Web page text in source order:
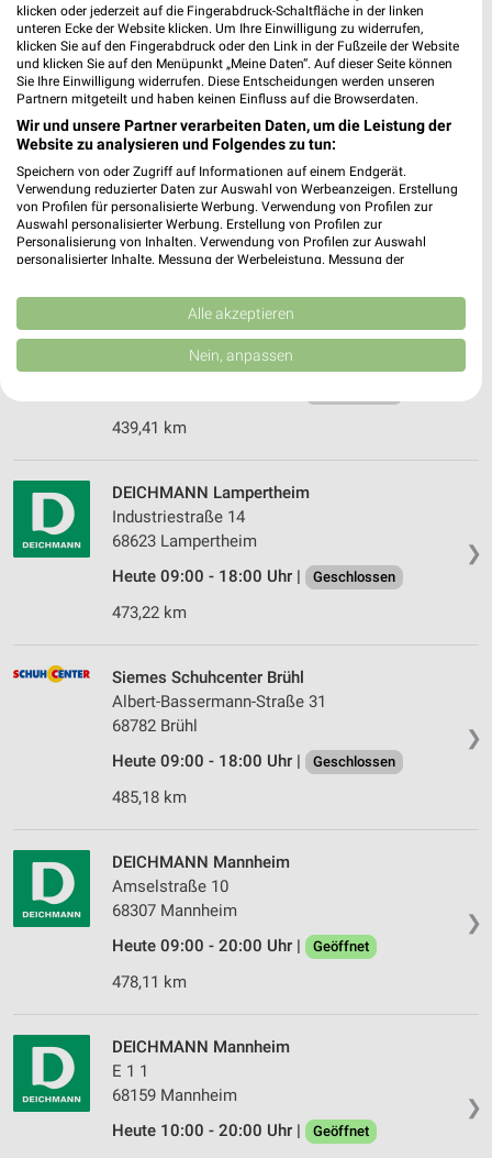
Heute 09:00 - 20:00 Uhr | Geöffnet
481,85 km
Shoe4You Mannheim
Friedrich-Ebert-Str. 100
68167 Mannheim
Heute 09:30 - 19:30 Uhr | Schließt in 51 Min.
479,76 km
❯
DEICHMANN Michelstadt
Unterer Hammer 27
64720 Michelstadt
439,41 km
❯
DEICHMANN Lampertheim
Industriestraße 14
68623 Lampertheim
Heute 09:00 - 18:00 Uhr |
Geschlossen
473,22 km
❯
Siemes Schuhcenter Brühl
Albert-Bassermann-Straße 31
68782 Brühl
Heute 09:00 - 18:00 Uhr |
Geschlossen
485,18 km
❯
DEICHMANN Mannheim
Amselstraße 10
68307 Mannheim
Heute 09:00 - 20:00 Uhr |
Geöffnet
478,11 km
❯
DEICHMANN Mannheim
E 1 1
68159 Mannheim
Heute 10:00 - 20:00 Uhr |
Geöffnet
klicken oder jederzeit auf die Fingerabdruck-Schaltfläche in der linken
unteren Ecke der Website klicken. Um Ihre Einwilligung zu widerrufen,
klicken Sie auf den Fingerabdruck oder den Link in der Fußzeile der Website
und klicken Sie auf den Menüpunkt „Meine Daten“. Auf dieser Seite können
Sie Ihre Einwilligung widerrufen. Diese Entscheidungen werden unseren
Partnern mitgeteilt und haben keinen Einfluss auf die Browserdaten.
Wir und unsere Partner verarbeiten Daten, um die Leistung der
Website zu analysieren und Folgendes zu tun:
Speichern von oder Zugriff auf Informationen auf einem Endgerät.
Verwendung reduzierter Daten zur Auswahl von Werbeanzeigen. Erstellung
von Profilen für personalisierte Werbung. Verwendung von Profilen zur
Auswahl personalisierter Werbung. Erstellung von Profilen zur
Personalisierung von Inhalten. Verwendung von Profilen zur Auswahl
personalisierter Inhalte. Messung der Werbeleistung. Messung der
Kombinationen von Daten aus verschiedenen Quellen. Entwicklung und
Verbesserung der Angebote. Verwendung reduzierter Daten zur Auswahl
von Inhalten.
Daten können außerhalb der Europäischen Union weitergegeben und in die
Website/App.
Partnerliste anzeigen (1 IAB-Anbieter)
IAB-Verarbeitungszwecke:
Speichern von oder Zugriff auf Informationen
auf einem Endgerät
Verwendung reduzierter Daten zur Auswahl von
Werbeanzeigen
Werbung
Verwendung von Profilen zur Auswahl
personalisierter Werbung
Erstellung von Profilen zur Personalisierung
von Inhalten
personalisierter Inhalte
Messung der Werbeleistung
Messung der Performance von Inhalten
Quellen
Entwicklung und Verbesserung der Angebote
Verwendung reduzierter Daten zur Auswahl von
Alle akzeptieren
Nein, anpassen